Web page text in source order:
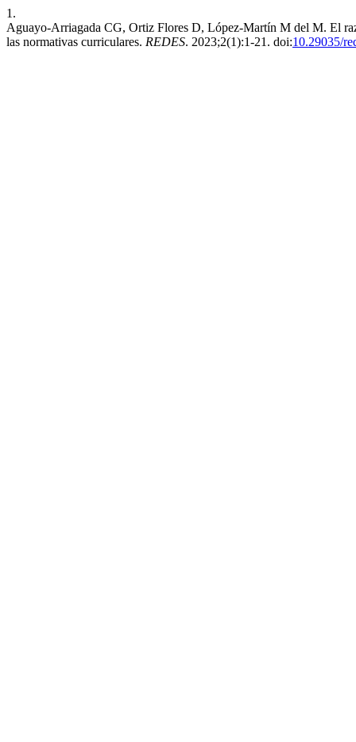
1.
Aguayo-Arriagada CG, Ortiz Flores D, López-Martín M del M. El
las normativas curriculares. REDES. 2023;2(1):1-21. doi:10.29035/